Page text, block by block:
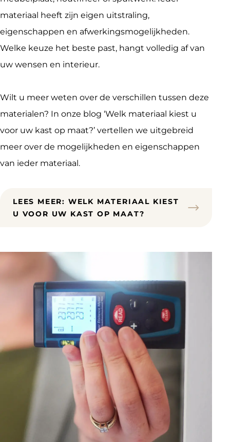
materiaal heeft zijn eigen uitstraling,
eigenschappen en afwerkingsmogelijkheden.
Welke keuze het beste past, hangt volledig af van
uw wensen en interieur.
Wilt u meer weten over de verschillen tussen deze
materialen? In onze blog ‘Welk materiaal kiest u
voor uw kast op maat?’ vertellen we uitgebreid
meer over de mogelijkheden en eigenschappen
van ieder materiaal.
LEES MEER: WELK MATERIAAL KIEST
U VOOR UW KAST OP MAAT?